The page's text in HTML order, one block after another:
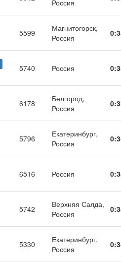
Россия
5599
Магнитогорск,
Россия
5740 Россия
6178
Белгород,
Россия
5796
Екатеринбург,
Россия
6516 Россия
5742
Верхняя Салда,
Россия
5330
Екатеринбург,
Россия